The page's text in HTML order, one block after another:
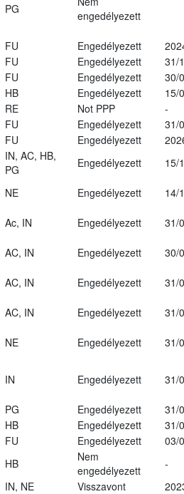
PG
engedélyezett
FU Engedélyezett
FU Engedélyezett
31/
FU Engedélyezett
30/
HB Engedélyezett
15/
RE Not PPP
-
FU Engedélyezett
31/
FU Engedélyezett
IN, AC, HB,
PG
Engedélyezett
15/
NE Engedélyezett
14/
Ac, IN Engedélyezett
31/
AC, IN Engedélyezett
30/
AC, IN Engedélyezett
31/
AC, IN Engedélyezett
31/
NE Engedélyezett
31/
IN Engedélyezett 31/
PG Engedélyezett
31/
HB Engedélyezett
31/
FU Engedélyezett
03/
HB
Nem
engedélyezett
-
IN, NE Visszavont